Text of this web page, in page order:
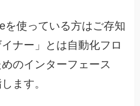
を使っている方はご存知
ナー」とは自動化フロ
のインターフェース
ます。